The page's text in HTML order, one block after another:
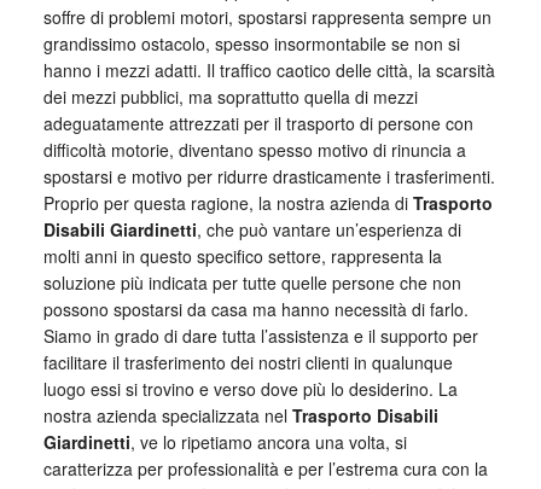
soffre di problemi motori, spostarsi rappresenta sempre un
grandissimo ostacolo, spesso insormontabile se non si
hanno i mezzi adatti. Il traffico caotico delle città, la scarsità
dei mezzi pubblici, ma soprattutto quella di mezzi
adeguatamente attrezzati per il trasporto di persone con
difficoltà motorie, diventano spesso motivo di rinuncia a
spostarsi e motivo per ridurre drasticamente i trasferimenti.
Proprio per questa ragione, la nostra azienda di Trasporto
Disabili Giardinetti, che può vantare un’esperienza di
molti anni in questo specifico settore, rappresenta la
soluzione più indicata per tutte quelle persone che non
possono spostarsi da casa ma hanno necessità di farlo.
Siamo in grado di dare tutta l’assistenza e il supporto per
facilitare il trasferimento dei nostri clienti in qualunque
luogo essi si trovino e verso dove più lo desiderino. La
nostra azienda specializzata nel Trasporto Disabili
Giardinetti, ve lo ripetiamo ancora una volta, si
caratterizza per professionalità e per l’estrema cura con la